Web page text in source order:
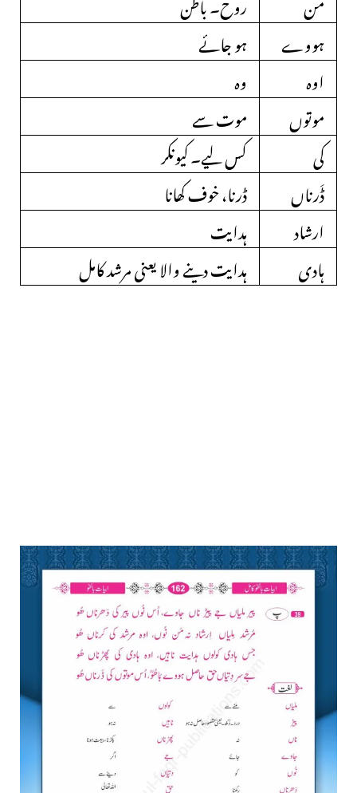
ہووے
ہو جائے
اوہ
وہ
موتوں
موت سے
کی
کس لیے۔ کیونکر
ڈَرناں
ڈرنا، خوف کھانا
ارشاد
ہدایت
ہادی
ہدایت دینے والا یعنی مرشد کامل